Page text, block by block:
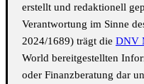
erstellt und redaktionell
Verantwortung im Sinne
2024/1689) trägt die DNV
World bereitgestellten
oder Finanzberatung dar